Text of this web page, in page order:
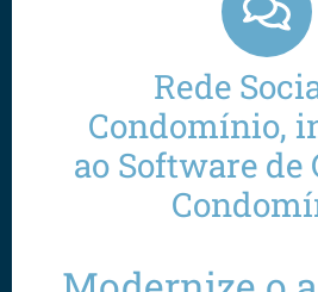
Rede
Condomínio,
ao Software de